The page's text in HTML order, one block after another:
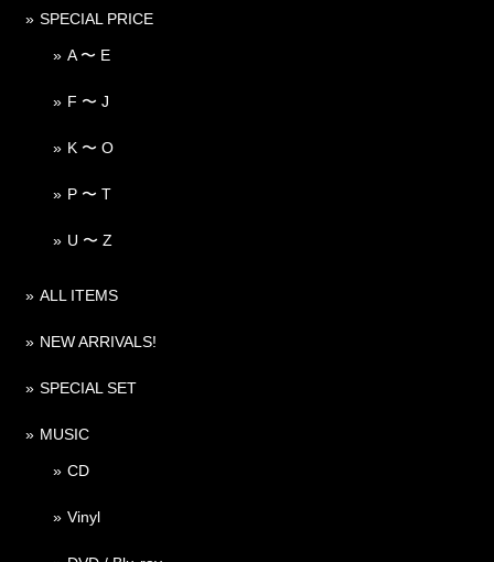
SPECIAL PRICE
A 〜 E
F 〜 J
K 〜 O
P 〜 T
U 〜 Z
ALL ITEMS
NEW ARRIVALS!
SPECIAL SET
MUSIC
CD
Vinyl